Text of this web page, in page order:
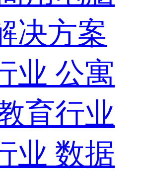
决方案
业 公寓
育行业
业 数据